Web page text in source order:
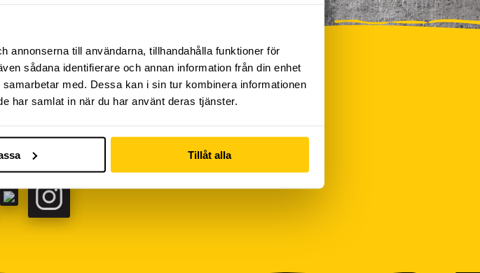
annonserna till användarna, tillhandahålla funktioner för
sådana identifierare och annan information från din enhet
med. Dessa kan i sin tur kombinera informationen
har samlat in när du har använt deras tjänster.
Tillåt alla
MEDIER
TIKTOK